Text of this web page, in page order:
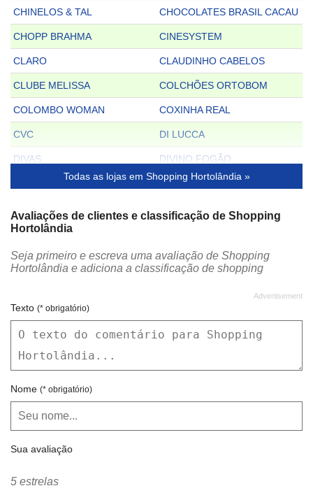
CHINELOS & TAL CHOCOLATES BRASIL CACAU
CHOPP BRAHMA CINESYSTEM
CLARO CLAUDINHO CABELOS
CLUBE MELISSA COLCHÕES ORTOBOM
COLOMBO WOMAN COXINHA REAL
CVC DI LUCCA
DIVAS DIVINO FOGÃO
DONA MADONNA ECO PAG
EMPÓRIO DO AÇO ESTACIONAMENTO
FINI
GOLD FINGER GRILETTO
HOT DOG EXPRESS
JUJUBA KISAPEKA BRINQUEDOS
LA FRUTILLA
LOJAS AMERICANAS LOJAS AMETISTA
LOTÉRICA LYON PERFUMES
MALIBU STORE
MC DONALD´S
Todas as lojas em Shopping Hortolândia »
Avaliações de clientes e classificação de Shopping
Hortolândia
Seja primeiro e escreva uma avaliação de Shopping
Hortolândia e adiciona a classificação de shopping
Texto (* obrigatório)
Nome (* obrigatório)
Sua avaliação
5 estrelas